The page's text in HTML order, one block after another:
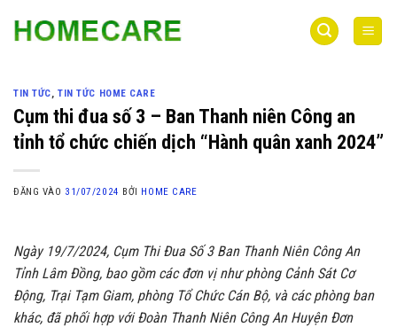
qua
TIN TỨC,TIN TỨC HOME CARE
Cụm thi đua số 3 – Ban Thanh niên Công an
tỉnh tổ chức chiến dịch “Hành quân xanh 2024”
ĐĂNG VÀO 31/07/2024 BỞI HOME CARE
Ngày 19/7/2024, Cụm Thi Đua Số 3 Ban Thanh Niên Công An
Tỉnh Lâm Đồng, bao gồm các đơn vị như phòng Cảnh Sát Cơ
Động, Trại Tạm Giam, phòng Tổ Chức Cán Bộ, và các phòng ban
khác, đã phối hợp với Đoàn Thanh Niên Công An Huyện Đơn